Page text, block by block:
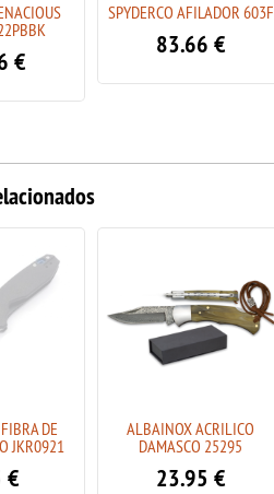
€
SPYDERCO AFILADOR 603F
83.66 €
DE
JKR0921
€
ALBAINOX ACRILICO
DAMASCO 25295
23.95 €